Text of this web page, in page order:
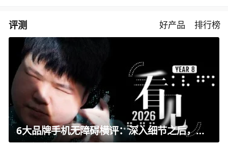
评测 好产品 排行榜
6大品牌手机无障碍横评：深入细节之后，似乎只有苹果能挺住？｜ 看见2026